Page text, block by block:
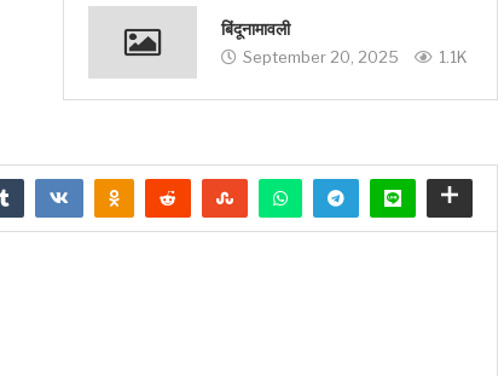
बिंदूनामावली
September 20, 2025 1.1K